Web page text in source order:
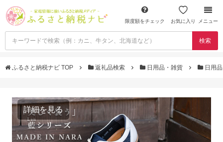
限度額をチェック お気に入り メニュー
検索
ふるさと納税ナビ TOP 返礼品検索 日用品・雑貨 日用
詳細を見る